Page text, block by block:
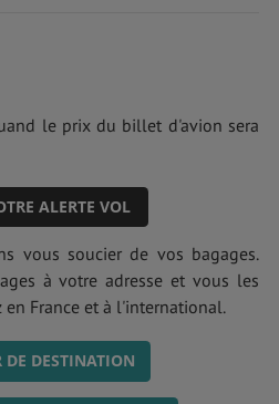
le prix du billet d'avion sera
ALERTE VOL
vous soucier de vos bagages.
à votre adresse et vous les
France et à l'international.
DE DESTINATION